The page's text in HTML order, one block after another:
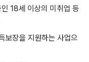
18세 이상의 미취업 등
보장을 지원하는 사업으